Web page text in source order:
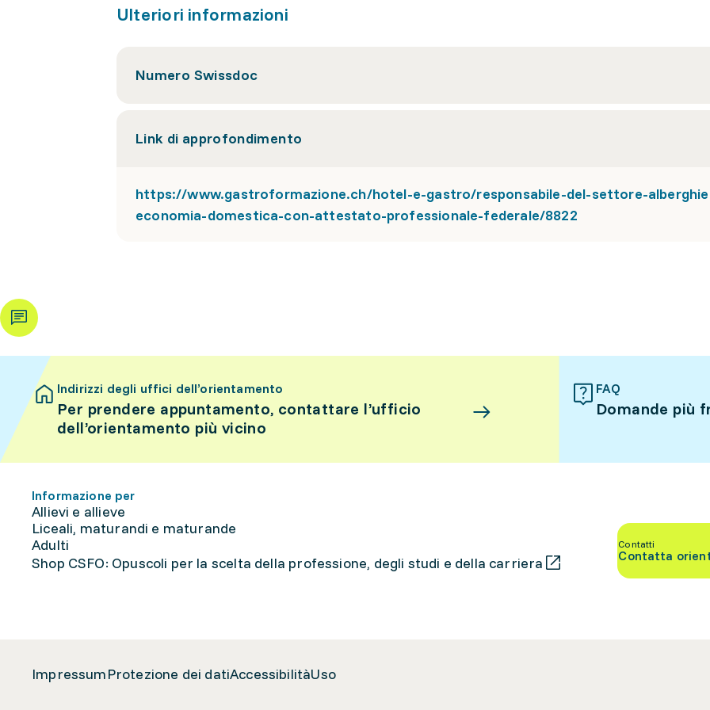
Ulteriori informazioni
Numero Swissdoc
Link di approfondimento
https://www.gastroformazione.ch/hotel-e-gastro/responsabile-del-settore-
economia-domestica-con-attestato-professionale-federale/8822
Indirizzi degli uffici dell’orientamento
Per prendere appuntamento, contattare l’ufficio
dell’orientamento più vicino
FAQ
Domande più
Informazione per
Allievi e allieve
Liceali, maturandi e maturande
Adulti
Shop CSFO: Opuscoli per la scelta della professione, degli studi e della carriera
Contatti
Contatta
ImpressumProtezione dei datiAccessibilitàUso